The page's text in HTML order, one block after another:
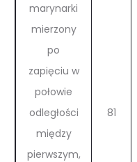
marynarki
mierzony
po
zapięciu w
połowie
odległości
między
pierwszym,
81